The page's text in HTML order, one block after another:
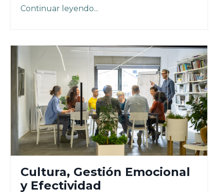
Continuar leyendo...
Cultura, Gestión Emocional
y Efectividad